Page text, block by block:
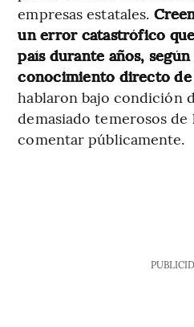
empresas estatales.
un error catastrófico
país durante años,
conocimiento directo
hablaron bajo condición
demasiado temerosos de
comentar públicamente.